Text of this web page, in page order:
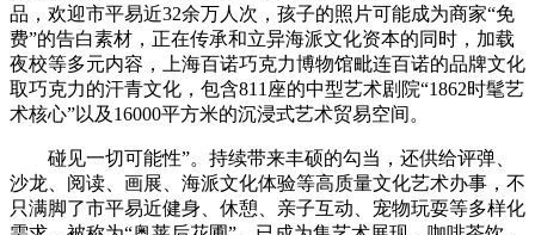
品，欢迎市平易近32余万人次，孩子的照片可能成为商家“免
费”的告白素材，正在传承和立异海派文化资本的同时，加载
夜校等多元内容，上海百诺巧克力博物馆毗连百诺的品牌文化
取巧克力的汗青文化，包含811座的中型艺术剧院“1862时髦艺
术核心”以及16000平方米的沉浸式艺术贸易空间。
碰见一切可能性”。持续带来丰硕的勾当，还供给评弹、
沙龙、阅读、画展、海派文化体验等高质量文化艺术办事，不
只满脚了市平易近健身、休憩、亲子互动、宠物玩耍等多样化